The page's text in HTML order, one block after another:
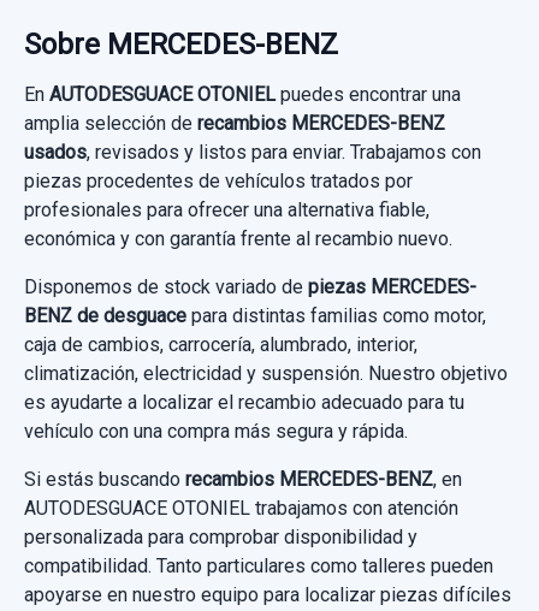
AMORTIGUADOR DELANTERO DERECHO NO
TIENE MANO
AMORTIGUADOR DELANTERO DERECHO
NO... usado.
MERCEDES-BENZ VITO CAJA CERRADA
6.03 111 CDI...
Garantía 1 año
Ref:772167
40,00 €
Sobre MERCEDES-BENZ
En AUTODESGUACE OTONIELpuedes encontrar una
amplia selección de recambios MERCEDES-BENZ
usados, revisados y listos para enviar. Trabajamos con
piezas procedentes de vehículos tratados por
profesionales para ofrecer una alternativa fiable,
económica y con garantía frente al recambio nuevo.
Disponemos de stock variado de piezas MERCEDES-
BENZ de desguace para distintas familias como motor,
caja de cambios, carrocería, alumbrado, interior,
climatización, electricidad y suspensión. Nuestro objetivo
es ayudarte a localizar el recambio adecuado para tu
vehículo con una compra más segura y rápida.
Si estás buscando recambios MERCEDES-BENZ, en
AUTODESGUACE OTONIEL trabajamos con atención
personalizada para comprobar disponibilidad y
compatibilidad. Tanto particulares como talleres pueden
apoyarse en nuestro equipo para localizar piezas difíciles